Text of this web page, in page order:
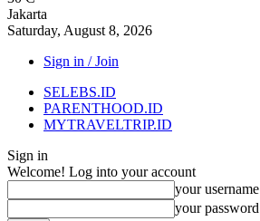
Jakarta
Saturday, August 8, 2026
Sign in / Join
SELEBS.ID
PARENTHOOD.ID
MYTRAVELTRIP.ID
Sign in
Welcome! Log into your account
your username
your password